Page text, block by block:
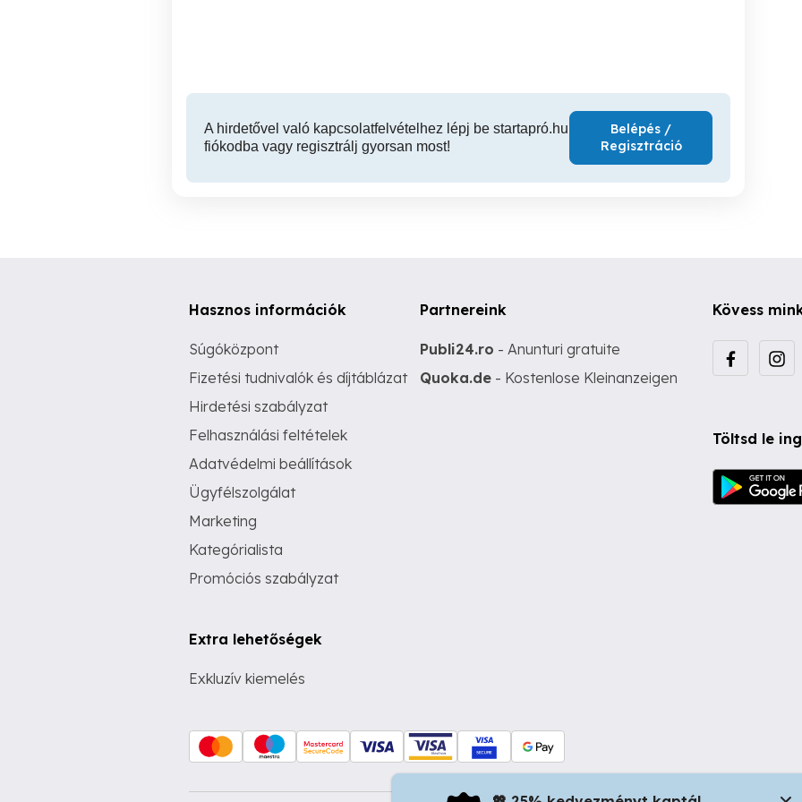
A hirdetővel való kapcsolatfelvételhez lépj be startapró.hu
fiókodba vagy regisztrálj gyorsan most!
Belépés /
Regisztráció
Hasznos információk
Súgóközpont
Fizetési tudnivalók és díjtáblázat
Hirdetési szabályzat
Felhasználási feltételek
Adatvédelmi beállítások
Ügyfélszolgálat
Marketing
Kategórialista
Promóciós szabályzat
Extra lehetőségek
Exkluzív kiemelés
Partnereink
Publi24.ro - Anunturi gratuite
Quoka.de - Kostenlose Kleinanzeigen
Kövess
Töltsd le